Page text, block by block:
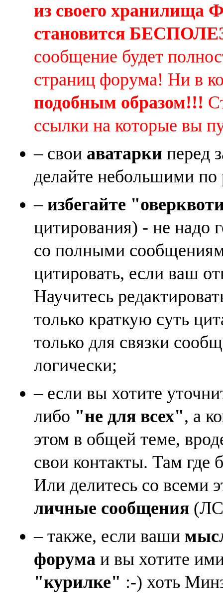
из своего
становится
сообщение будет
страниц форума! Ни в
подобным образом!!!
ссылки на которые вы
– свои аватарки перед
делайте небольшими по
– избегайте
цитирования) - не надо
со полными
цитировать, если ваш
Научитесь
только краткую суть
только для связки
логически;
– если вы хотите
либо "не для всех", а
этом в общей теме,
свои контакты. Там где
Или делитесь со всеми
личные сообщения
– также, если ваши
форума и вы хотите
"курилке" :-) хоть